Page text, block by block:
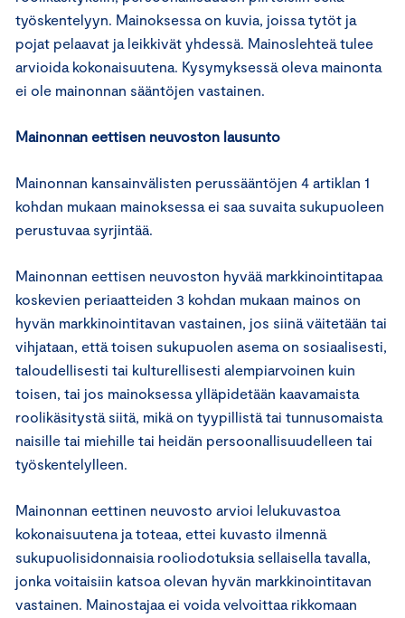
työskentelyyn. Mainoksessa on kuvia, joissa tytöt ja
pojat pelaavat ja leikkivät yhdessä. Mainoslehteä tulee
arvioida kokonaisuutena. Kysymyksessä oleva mainonta
ei ole mainonnan sääntöjen vastainen.
Mainonnan eettisen neuvoston lausunto
Mainonnan kansainvälisten perussääntöjen 4 artiklan 1
kohdan mukaan mainoksessa ei saa suvaita sukupuoleen
perustuvaa syrjintää.
Mainonnan eettisen neuvoston hyvää markkinointitapaa
koskevien periaatteiden 3 kohdan mukaan mainos on
hyvän markkinointitavan vastainen, jos siinä väitetään tai
vihjataan, että toisen sukupuolen asema on sosiaalisesti,
taloudellisesti tai kulturellisesti alempiarvoinen kuin
toisen, tai jos mainoksessa ylläpidetään kaavamaista
roolikäsitystä siitä, mikä on tyypillistä tai tunnusomaista
naisille tai miehille tai heidän persoonallisuudelleen tai
työskentelylleen.
Mainonnan eettinen neuvosto arvioi lelukuvastoa
kokonaisuutena ja toteaa, ettei kuvasto ilmennä
sukupuolisidonnaisia rooliodotuksia sellaisella tavalla,
jonka voitaisiin katsoa olevan hyvän markkinointitavan
vastainen. Mainostajaa ei voida velvoittaa rikkomaan